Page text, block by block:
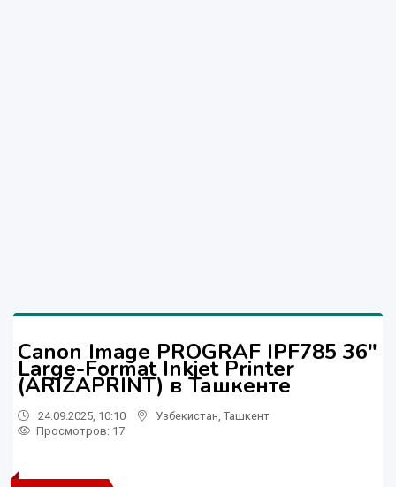
Canon Image PROGRAF IPF785 36"
Large-Format Inkjet Printer
(ARIZAPRINT) в Ташкенте
24.09.2025, 10:10 Узбекистан Ташкент
Просмотров: 17